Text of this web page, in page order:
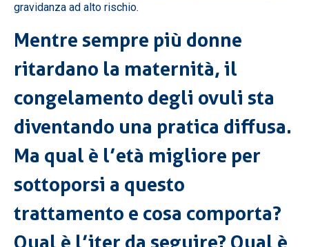
gravidanza ad alto rischio.
Mentre sempre più donne
ritardano la maternità, il
congelamento degli ovuli sta
diventando una pratica diffusa.
Ma qual è l’età migliore per
sottoporsi a questo
trattamento e cosa comporta?
Qual è l’iter da seguire? Qual è